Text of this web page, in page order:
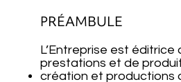
PRÉAMBULE
L’Entreprise est éditrice
prestations et de
création et productions